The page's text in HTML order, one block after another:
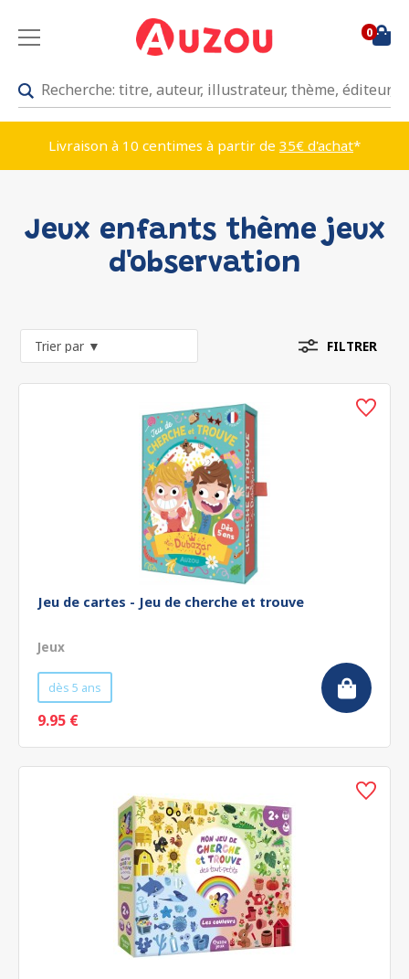
0
Livraison à 10 centimes à partir de 35€ d'achat*
Jeux enfants thème jeux
d'observation
FILTRER
Jeu de cartes - Jeu de cherche et trouve
Jeux
dès 5 ans
9.95 €